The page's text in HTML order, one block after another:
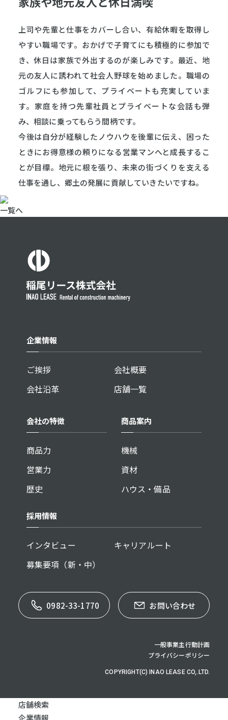
上司や先輩と仕事をカバーし合い、有給休暇を取得し
やすい職場です。おかげで子育てにも積極的に参加で
き、休日は家族で外出するのが楽しみです。最近、地
元の友人に誘われて社会人野球を始めました。職場の
ゴルフにも参加して、プライベートも充実していま
す。家庭を持つ先輩社員とプライベートな会話も弾
み、相談に乗ってもらう間柄です。
今後は自分が経験したノウハウを後輩に伝え、困った
ときにお得意様の頼りになる営業マンへと成長するこ
とが目標。地元に根を張り、未来の街づくりを支える
仕事を通し、郷土の発展に貢献していきたいですね。
一覧へ
企業情報
ご挨拶
会社概要
会社沿革
店舗一覧
会社の特徴
商品力
営業力
歴史
商品案内
機械
資材
ハウス・備品
採用情報
インタビュー
キャリアルート
募集要項（新・中）
0982-33-1770 お問い合わせ
一般事業主行動計画
プライバシーポリシー
COPYRIGHT(C) INAO LEASE CO,.LTD.
店舗検索